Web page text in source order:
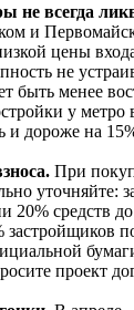
не всегда
и
цены
не
быть менее
у метро
и дороже на
При
уточняйте:
20% средств
застройщиков
проект